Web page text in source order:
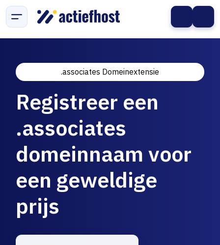
.associates Domeinextensie
Registreer een
.associates
domeinnaam voor
een geweldige
prijs